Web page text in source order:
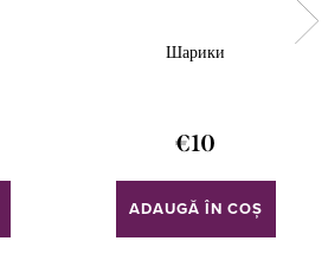
Шарики
€10
ADAUGĂ ÎN COŞ